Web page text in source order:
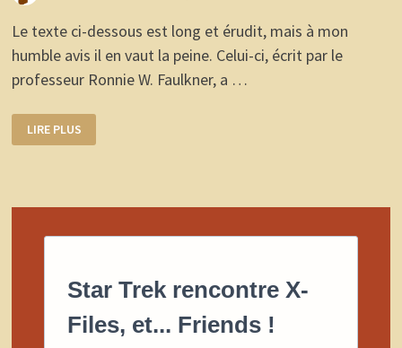
Le texte ci-dessous est long et érudit, mais à mon
humble avis il en vaut la peine. Celui-ci, écrit par le
professeur Ronnie W. Faulkner, a …
ROMANS
MARTIENS
TANT
PARADIGME
RACIALE
LIRE PLUS
Star Trek rencontre X-
Files, et... Friends !